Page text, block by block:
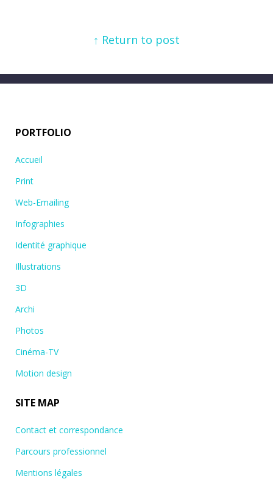
↑ Return to post
PORTFOLIO
Accueil
Print
Web-Emailing
Infographies
Identité graphique
Illustrations
3D
Archi
Photos
Cinéma-TV
Motion design
SITE MAP
Contact et correspondance
Parcours professionnel
Mentions légales